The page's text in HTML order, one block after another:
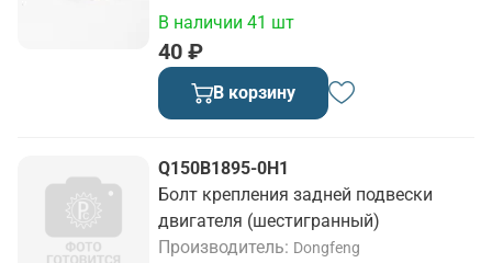
40 ₽
В наличии 41 шт
В корзину
Q150B1895-0H1
Болт крепления задней подвески
двигателя (шестигранный)
Производитель
Dongfeng